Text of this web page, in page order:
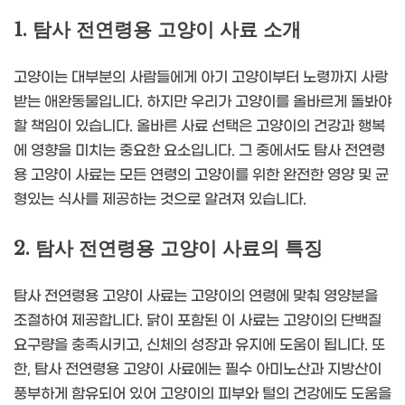
1. 탐사 전연령용 고양이 사료 소개
고양이는 대부분의 사람들에게 아기 고양이부터 노령까지 사랑
받는 애완동물입니다. 하지만 우리가 고양이를 올바르게 돌봐야
할 책임이 있습니다. 올바른 사료 선택은 고양이의 건강과 행복
에 영향을 미치는 중요한 요소입니다. 그 중에서도 탐사 전연령
용 고양이 사료는 모든 연령의 고양이를 위한 완전한 영양 및 균
형있는 식사를 제공하는 것으로 알려져 있습니다.
2. 탐사 전연령용 고양이 사료의 특징
탐사 전연령용 고양이 사료는 고양이의 연령에 맞춰 영양분을
조절하여 제공합니다. 닭이 포함된 이 사료는 고양이의 단백질
요구량을 충족시키고, 신체의 성장과 유지에 도움이 됩니다. 또
한, 탐사 전연령용 고양이 사료에는 필수 아미노산과 지방산이
풍부하게 함유되어 있어 고양이의 피부와 털의 건강에도 도움을